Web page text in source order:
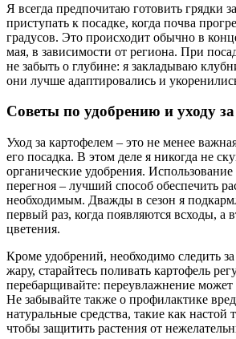
Я всегда предпочитаю готовить грядки
приступать к посадке, когда почва
градусов. Это происходит обычно в
мая, в зависимости от региона. При
не забыть о глубине: я закладываю
они лучше адаптировались и
Советы по удобрению и уходу
Уход за картофелем – это не менее
его посадка. В этом деле я никогда не
органические удобрения.
перегноя – лучший способ обеспечить
необходимым. Дважды в сезон я
первый раз, когда появляются всходы, а
цветения.
Кроме удобрений, необходимо следить
жару, старайтесь поливать картофель
перебарщивайте: переувлажнение
Не забывайте также о профилактике
натуральные средства, такие как настой
чтобы защитить растения от